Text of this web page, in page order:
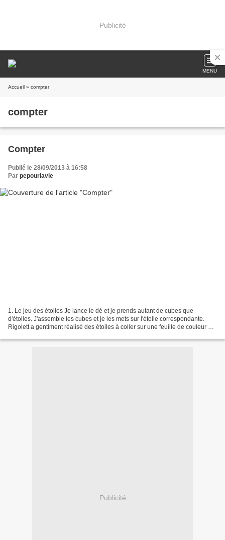
Publicité
MENU
Accueil » compter
compter
Compter
Publié le 28/09/2013 à 16:58
Par pepourlavie
1. Le jeu des étoiles Je lance le dé et je prends autant de cubes que
d'étoiles. J'assemble les cubes et je les mets sur l'étoile correspondante.
Rigolett a gentiment réalisé des étoiles à coller sur une feuille de couleur et
Publicité